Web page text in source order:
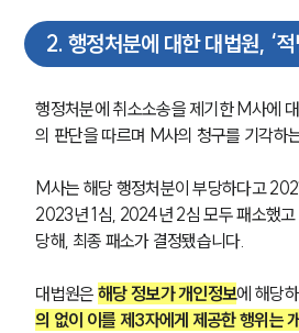
2. 행정처분에 대한 대법원, ‘
행정처분에 취소소송을 제기한 M사에
의 판단을 따르며 M사의 청구를 기각하
M사는 해당 행정처분이 부당하다고
2023년 1심, 2024년 2심 모두 패소했고
당해, 최종 패소가 결정됐습니다.
대법원은 해당 정보가 개인정보에 해당
의 없이 이를 제3자에게 제공한 행위는